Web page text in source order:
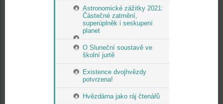
Astronomické zážitky 2021:
Částečné zatmění,
superúplněk i seskupení
planet
O Sluneční soustavě ve
školní jurtě
Existence dvojhvězdy
potvrzena!
Hvězdárna jako ráj čtenářů